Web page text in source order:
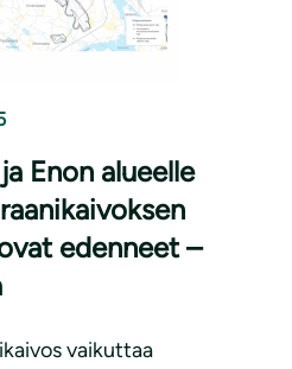
Enon alueelle
edenneet –
vaikuttaa